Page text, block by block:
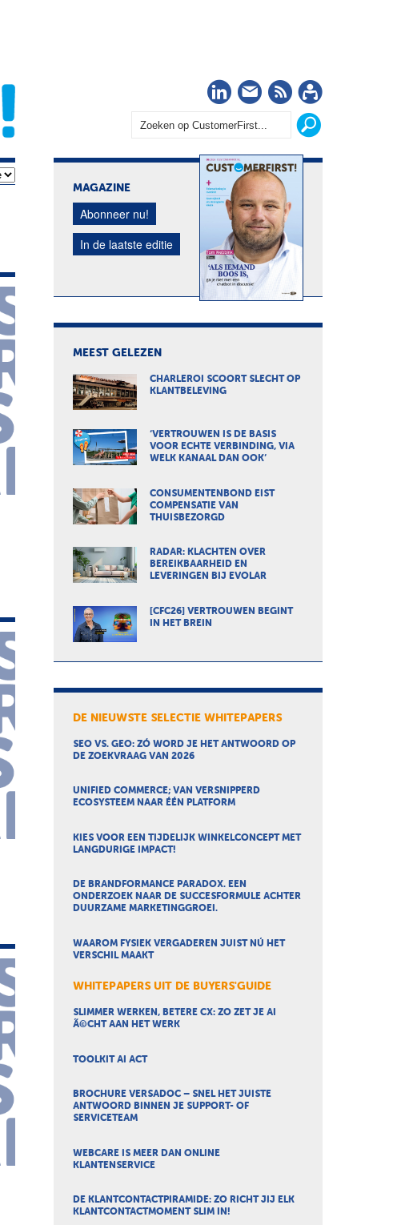
LinkedIn
Nieuwsbrief
RSS
MAGAZINE
Abonneer nu!
In de laatste editie
MEEST GELEZEN
CHARLEROI SCOORT SLECHT OP
KLANTBELEVING
‘VERTROUWEN IS DE BASIS
VOOR ECHTE VERBINDING, VIA
WELK KANAAL DAN OOK’
CONSUMENTENBOND EIST
COMPENSATIE VAN
THUISBEZORGD
RADAR: KLACHTEN OVER
BEREIKBAARHEID EN
LEVERINGEN BIJ EVOLAR
[CFC26] VERTROUWEN BEGINT
IN HET BREIN
DE NIEUWSTE SELECTIE WHITEPAPERS
SEO VS. GEO: ZÓ WORD JE HET ANTWOORD OP
DE ZOEKVRAAG VAN 2026
UNIFIED COMMERCE; VAN VERSNIPPERD
ECOSYSTEEM NAAR ÉÉN PLATFORM
KIES VOOR EEN TIJDELIJK WINKELCONCEPT MET
LANGDURIGE IMPACT!
DE BRANDFORMANCE PARADOX. EEN
ONDERZOEK NAAR DE SUCCESFORMULE ACHTER
DUURZAME MARKETINGGROEI.
WAAROM FYSIEK VERGADEREN JUIST NÚ HET
VERSCHIL MAAKT
WHITEPAPERS UIT DE BUYERS'GUIDE
SLIMMER WERKEN, BETERE CX: ZO ZET JE AI
Ã©CHT AAN HET WERK
TOOLKIT AI ACT
BROCHURE VERSADOC – SNEL HET JUISTE
ANTWOORD BINNEN JE SUPPORT- OF
SERVICETEAM
WEBCARE IS MEER DAN ONLINE
KLANTENSERVICE
DE KLANTCONTACTPIRAMIDE: ZO RICHT JIJ ELK
KLANTCONTACTMOMENT SLIM IN!